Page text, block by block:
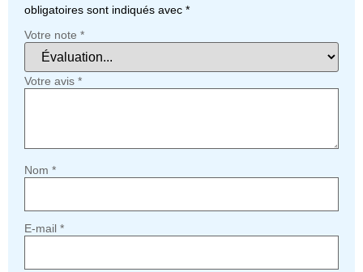
obligatoires sont indiqués avec *
Votre note *
Votre avis *
Nom *
E-mail *